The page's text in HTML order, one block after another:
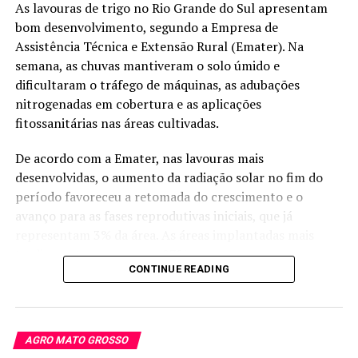
agroalimentares.
A visita ocorre em um contexto em que países tropicais
buscam elevar a oferta interna de alimentos com base
em conhecimento técnico, adaptação local e ganhos de
eficiência. Sem a divulgação de metas, cronograma ou
acordos firmados, ainda não é possível medir
O alcance técnico da visita dependerá de eventuais
etapas posteriores de cooperação, capacitação ou
adoção de tecnologias em campo. Até o momento, as
sobre investimentos, culturas prioritárias ou resultados
esperados.
As lavouras de trigo no Rio Grande do Sul apresentam
bom desenvolvimento, segundo a Empresa de
Assistência Técnica e Extensão Rural (Emater). Na
semana, as chuvas mantiveram o solo úmido e
dificultaram o tráfego de máquinas, as adubações
nitrogenadas em cobertura e as aplicações
fitossanitárias nas áreas cultivadas.
De acordo com a Emater, nas lavouras mais
desenvolvidas, o aumento da radiação solar no fim do
período favoreceu a retomada do crescimento e o
avanço para as fases reprodutivas iniciais, que já
tardiamente, que somam 97%, seguem em
desenvolvimento vegetativo e perfilhamento.
O quadro indica evolução da cultura em diferentes
estágios no Estado, com predominância de lavouras
ainda em fase vegetativa. Nas áreas em estágio mais
CONTINUE READING
AGRO MATO GROSSO